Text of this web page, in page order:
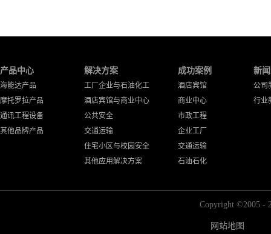
产品中心
海能达产品
摩托罗拉产品
通讯工程设备
其他品牌产品
解决方案
工厂企业与石油化工
酒店宾馆与商业中心
公共安全
交通运输
住宅小区与校园安全
其他应用解决方案
成功案例
酒店宾馆
商业中心
市政工程
企业工厂
交通运输
石油石化
新
公司
行业
Copyright ©2005 -
网站地图